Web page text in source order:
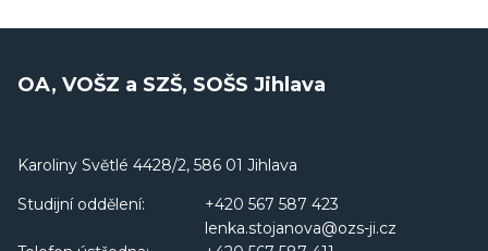
OA, VOŠZ a SZŠ, SOŠS Jihlava
Karoliny Světlé 4428/2, 586 01 Jihlava
Studijní oddělení:
+420 567 587 423
lenka.stojanova@ozs-ji.cz